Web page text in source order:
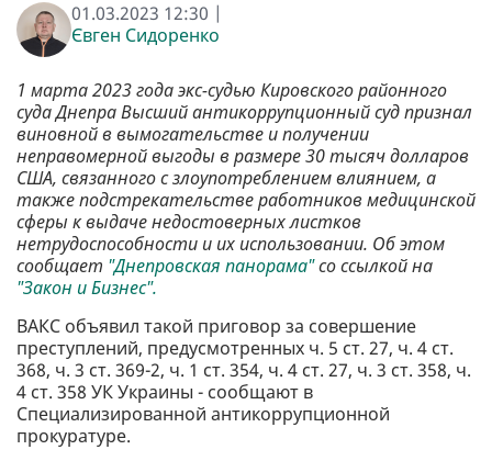
01.03.2023 12:30 |
Євген Сидоренко
1 марта 2023 года экс-судью Кировского районного
суда Днепра Высший антикоррупционный суд признал
виновной в вымогательстве и получении
неправомерной выгоды в размере 30 тысяч долларов
США, связанного с злоупотреблением влиянием, а
также подстрекательстве работников медицинской
сферы к выдаче недостоверных листков
нетрудоспособности и их использовании. Об этом
сообщает "Днепровская панорама"со ссылкой на
"Закон и Бизнес".
ВАКС объявил такой приговор за совершение
преступлений, предусмотренных ч. 5 ст. 27, ч. 4 ст.
368, ч. 3 ст. 369-2, ч. 1 ст. 354, ч. 4 ст. 27, ч. 3 ст. 358, ч.
4 ст. 358 УК Украины - сообщают в
Специализированной антикоррупционной
прокуратуре.